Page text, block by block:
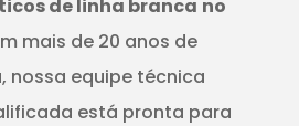
de linha branca no
mais de 20 anos de
nossa equipe técnica
está pronta para